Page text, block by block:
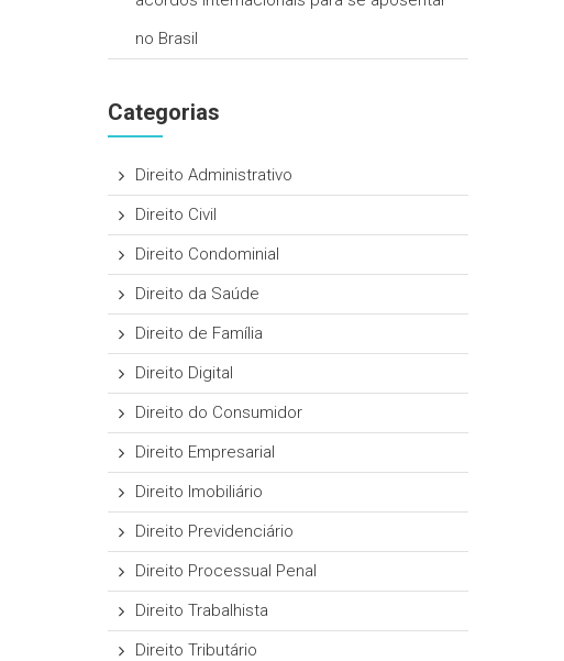
no Brasil
Categorias
Direito Administrativo
Direito Civil
Direito Condominial
Direito da Saúde
Direito de Família
Direito Digital
Direito do Consumidor
Direito Empresarial
Direito Imobiliário
Direito Previdenciário
Direito Processual Penal
Direito Trabalhista
Direito Tributário